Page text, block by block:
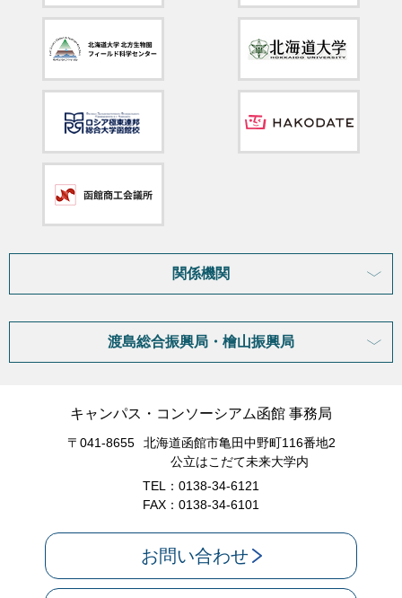
関係機関
渡島総合振興局・檜山振興局
キャンパス・コンソーシアム函館 事務局
〒041-8655
北海道函館市亀田中野町116番地2
公立はこだて未来大学内
TEL：0138-34-6121
FAX：0138-34-6101
お問い合わせ